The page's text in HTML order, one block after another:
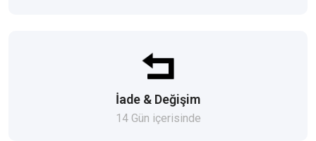
İade & Değişim
14 Gün içerisinde